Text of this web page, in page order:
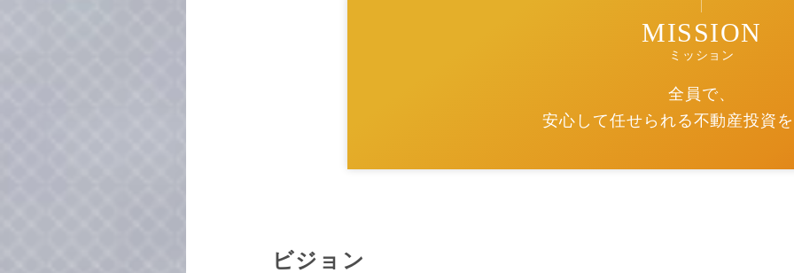
MISSION
ミッション
全員で、
安心して任せられる不動産投資
ビジョン